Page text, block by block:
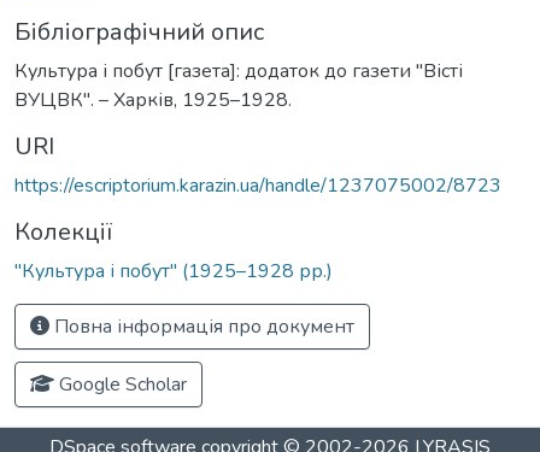
Бібліографічний опис
Культура і побут [газета]: додаток до газети "Вісті
ВУЦВК". – Харків, 1925–1928.
URI
https://escriptorium.karazin.ua/handle/1237075002/8723
Колекції
"Культура і побут" (1925–1928 рр.)
Повна інформація про документ
Google Scholar